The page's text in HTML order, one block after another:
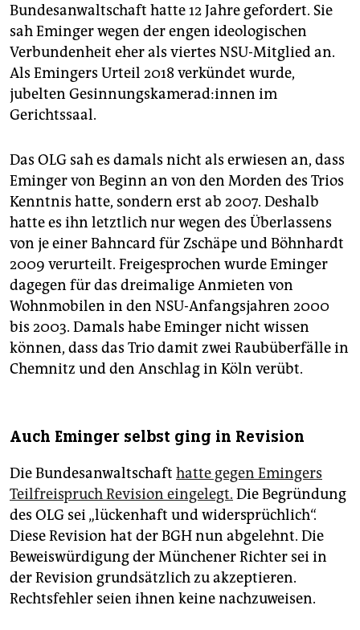
Bundesanwaltschaft hatte 12 Jahre gefordert. Sie
sah Eminger wegen der engen ideologischen
Verbundenheit eher als viertes NSU-Mitglied an.
Als Emingers Urteil 2018 verkündet wurde,
jubelten Ge­sin­nungs­ka­me­ra­d:in­nen im
Gerichtssaal.
Das OLG sah es damals nicht als erwiesen an, dass
Eminger von Beginn an von den Morden des Trios
Kenntnis hatte, sondern erst ab 2007. Deshalb
hatte es ihn letztlich nur wegen des Überlassens
von je einer Bahncard für Zschäpe und Böhnhardt
2009 verurteilt. Freigesprochen wurde Eminger
dagegen für das dreimalige Anmieten von
Wohnmobilen in den NSU-Anfangsjahren 2000
bis 2003. Damals habe Eminger nicht wissen
können, dass das Trio damit zwei Raubüberfälle in
Chemnitz und den Anschlag in Köln verübt.
Auch Eminger selbst ging in Revision
Die Bundesanwaltschaft hatte gegen Emingers
Teilfreispruch Revision eingelegt. Die Begründung
des OLG sei „lückenhaft und widersprüchlich“.
Diese Revision hat der BGH nun abgelehnt. Die
Beweiswürdigung der Münchener Richter sei in
der Revision grundsätzlich zu akzeptieren.
Rechtsfehler seien ihnen keine nachzuweisen.